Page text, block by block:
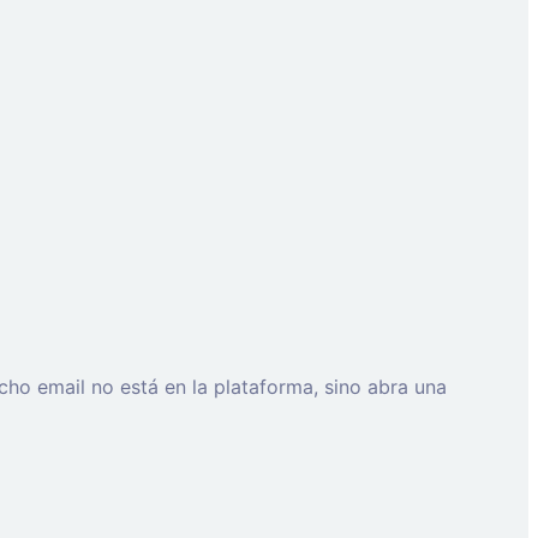
email no está en la plataforma, sino abra una